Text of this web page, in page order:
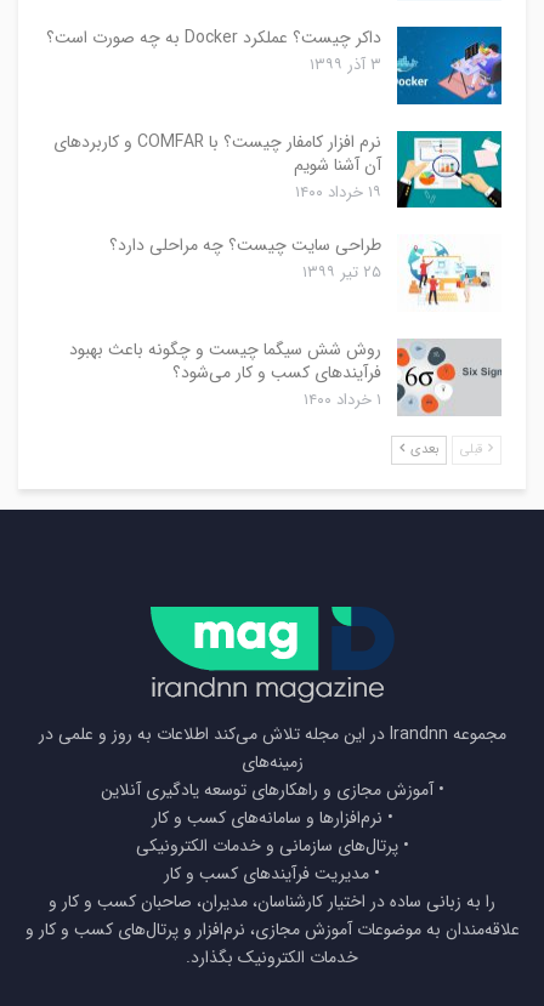
داکر چیست؟ عملکرد Docker به چه صورت است؟
۳ آذر ۱۳۹۹
نرم افزار کامفار چیست؟ با COMFAR و کاربردهای
آن آشنا شویم
۱۹ خرداد ۱۴۰۰
طراحی سایت چیست؟ چه مراحلی دارد؟
۲۵ تیر ۱۳۹۹
روش شش سیگما چیست و چگونه باعث بهبود
فرآیندهای کسب و کار می‌شود؟
۱ خرداد ۱۴۰۰
قبلی بعدی
مجموعه Irandnn در این مجله تلاش می‌کند اطلاعات به روز و علمی در
زمینه‌های
• آموزش مجازی و راهکارهای توسعه یادگیری آنلاین
• نرم‌افزارها و سامانه‌های کسب و کار
• پرتال‌های سازمانی و خدمات الکترونیکی
• مدیریت فرآیندهای کسب و کار
را به زبانی ساده در اختیار کارشناسان، مدیران، صاحبان کسب و کار و
علاقه‌مندان به موضوعات آموزش مجازی، نرم‌افزار و پرتال‌های کسب و کار و
خدمات الکترونیک بگذارد.